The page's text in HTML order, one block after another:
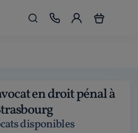
en droit pénal à
disponibles